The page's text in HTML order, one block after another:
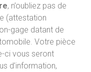
, n’oubliez pas de
(attestation
gage datant de
Votre pièce
ci vous seront
d’information,